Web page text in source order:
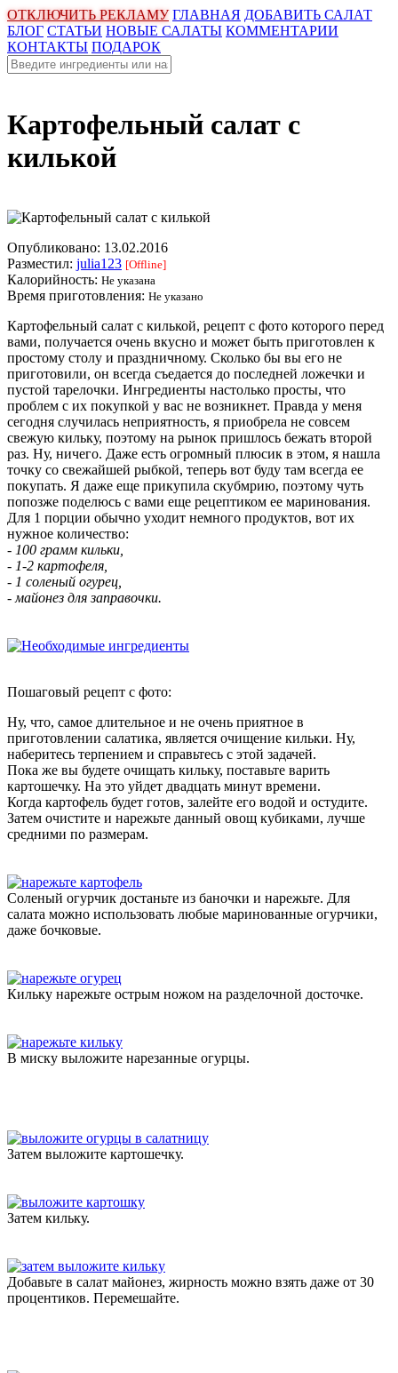
ОТКЛЮЧИТЬ РЕКЛАМУ ГЛАВНАЯ ДОБАВИТЬ САЛАТ
БЛОГ СТАТЬИ НОВЫЕ САЛАТЫ КОММЕНТАРИИ
КОНТАКТЫ ПОДАРОК
Картофельный салат с
килькой
Опубликовано: 13.02.2016
Разместил: julia123 [Offline]
Калорийность: Не указана
Время приготовления: Не указано
Картофельный салат с килькой, рецепт с фото которого перед
вами, получается очень вкусно и может быть приготовлен к
простому столу и праздничному. Сколько бы вы его не
приготовили, он всегда съедается до последней ложечки и
пустой тарелочки. Ингредиенты настолько просты, что
проблем с их покупкой у вас не возникнет. Правда у меня
сегодня случилась неприятность, я приобрела не совсем
свежую кильку, поэтому на рынок пришлось бежать второй
раз. Ну, ничего. Даже есть огромный плюсик в этом, я нашла
точку со свежайшей рыбкой, теперь вот буду там всегда ее
покупать. Я даже еще прикупила скубмрию, поэтому чуть
попозже поделюсь с вами еще рецептиком ее маринования.
Для 1 порции обычно уходит немного продуктов, вот их
нужное количество:
- 100 грамм кильки,
- 1-2 картофеля,
- 1 соленый огурец,
- майонез для заправочки.
Пошаговый рецепт с фото:
Ну, что, самое длительное и не очень приятное в
приготовлении салатика, является очищение кильки. Ну,
наберитесь терпением и справьтесь с этой задачей.
Пока же вы будете очищать кильку, поставьте варить
картошечку. На это уйдет двадцать минут времени.
Когда картофель будет готов, залейте его водой и остудите.
Затем очистите и нарежьте данный овощ кубиками, лучше
средними по размерам.
Соленый огурчик достаньте из баночки и нарежьте. Для
салата можно использовать любые маринованные огурчики,
даже бочковые.
Кильку нарежьте острым ножом на разделочной досточке.
В миску выложите нарезанные огурцы.
Затем выложите картошечку.
Затем кильку.
Добавьте в салат майонез, жирность можно взять даже от 30
процентиков. Перемешайте.